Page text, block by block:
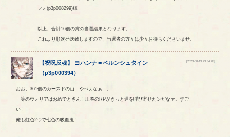
フォ(p3p008299)様
以上、合計16個の賞の当選結果となります。
これより順次発送致しますので、当選者の方々は少々お待ちくださいませ。
【祝呪反魂】 ヨハンナ＝ベルンシュタイン
（p3p000394）
[2023-08-13 23:34:08]
おお、361個のカースドの山…やべぇなぁ…。
一等のウォリアはおめでとさん！圧巻のRPがきっと運を呼び寄せたンだなァ。すご
い！
俺も虹色2つで七色の吸血鬼！